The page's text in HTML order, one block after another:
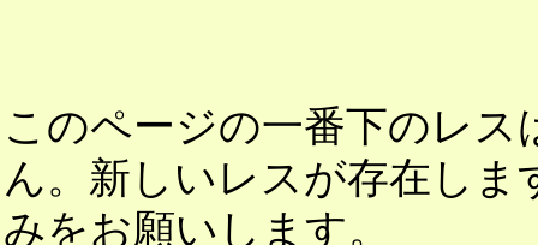
このページの一番下のレ
ん。新しいレスが存在し
みをお願いします。